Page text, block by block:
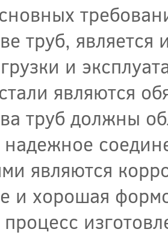
труб,
и
являются
труб должны
надежное
являются
и хорошая
процесс